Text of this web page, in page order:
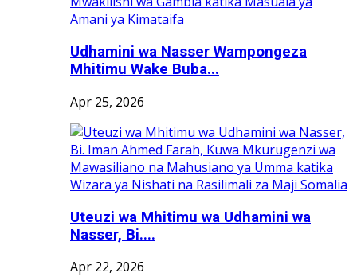
Udhamini wa Nasser Wampongeza
Mhitimu Wake Buba...
Apr 25, 2026
Uteuzi wa Mhitimu wa Udhamini wa
Nasser, Bi....
Apr 22, 2026